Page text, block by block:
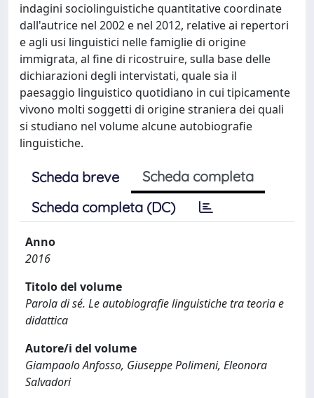
indagini sociolinguistiche quantitative coordinate
dall'autrice nel 2002 e nel 2012, relative ai repertori
e agli usi linguistici nelle famiglie di origine
immigrata, al fine di ricostruire, sulla base delle
dichiarazioni degli intervistati, quale sia il
paesaggio linguistico quotidiano in cui tipicamente
vivono molti soggetti di origine straniera dei quali
si studiano nel volume alcune autobiografie
linguistiche.
Scheda breve
Scheda completa
Scheda completa (DC)
Anno
2016
Titolo del volume
Parola di sé. Le autobiografie linguistiche tra teoria e
didattica
Autore/i del volume
Giampaolo Anfosso, Giuseppe Polimeni, Eleonora
Salvadori